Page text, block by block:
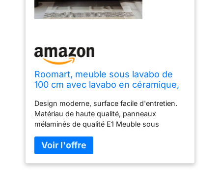
Roomart, meuble sous lavabo de
100 cm avec lavabo en céramique,
bain, Atlantic, ensemble de 4
pièces pour salle de bain, lavabo en
céramique, armoire à miroir,
armoire
Design moderne, surface facile d'entretien.
Matériau de haute qualité, panneaux
mélaminés de qualité E1 Meuble sous
dimensions : 45 x 100 x 45 cm Armoire
haute suspendue, 2 portes à fermeture
amortie, 3 étagères, 4 compartiments,